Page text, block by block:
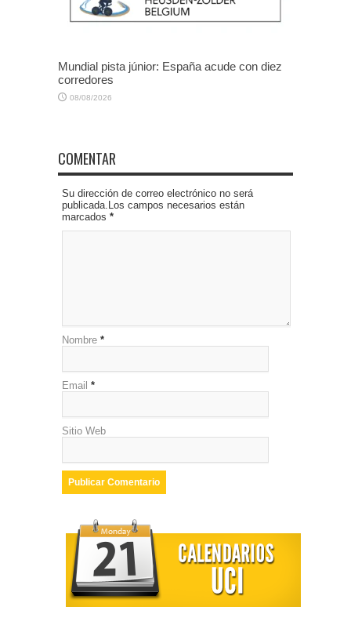
Mundial pista júnior: España acude con diez
corredores
08/08/2026
COMENTAR
Su dirección de correo electrónico no será
publicada.Los campos necesarios están
marcados *
Nombre *
Email *
Sitio Web